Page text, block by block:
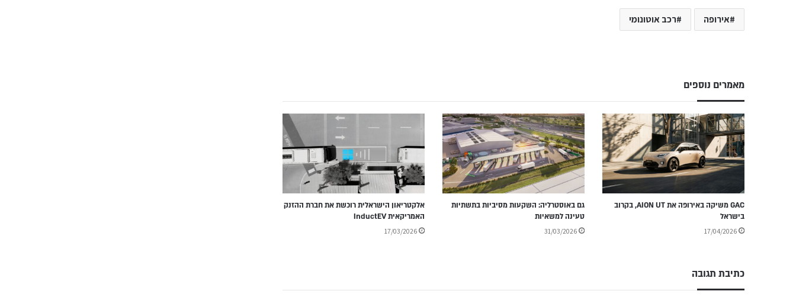
אירופה רכב אוטונומי
מאמרים נוספים
GAC משיקה באירופה את AION UT, בקרוב
בישראל
17/04/2026
גם באוסטרליה: השקעות מסיביות בתשתיות
טעינה למשאיות
31/03/2026
אלקטריאון הישראלית רוכשת את חברת ההזנק
האמריקאית InductEV
17/03/2026
כתיבת תגובה